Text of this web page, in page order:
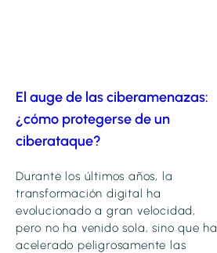
El auge de las ciberamenazas:
¿cómo protegerse de un
ciberataque?
Durante los últimos años, la
transformación digital ha
evolucionado a gran velocidad,
pero no ha venido sola, sino que ha
acelerado peligrosamente las